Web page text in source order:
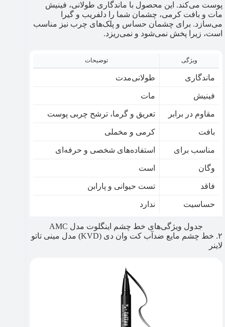
پوست می‌کند. این محصول با ماندگاری طولانی، فینیش
مات و بافت کرمی، چشمان شما را دلفریب و گیرا
می‌سازد. برای چشمان حساس و پلک‌های چرب نیز مناسب
است، زیرا پخش نمی‌شود و نمی‌ریزد.
ویژگی توضیحات
ماندگاری طولانی‌مدت
فینیش مات
مقاوم در برابر تعریق و گرما، ترشح چربی پوست
بافت کرمی و مخملی
مناسب برای استفاده‌های شخصی و حرفه‌ای
وگان است
فاقد تست حیوانی و پارابن
حساسیت ندارد
جدول ویژگی‌های خط چشم اینگلوت مدل AMC
۲. خط چشم مایع ضدآب کت وان دی (KVD) مدل مینی تاتو
لاینر